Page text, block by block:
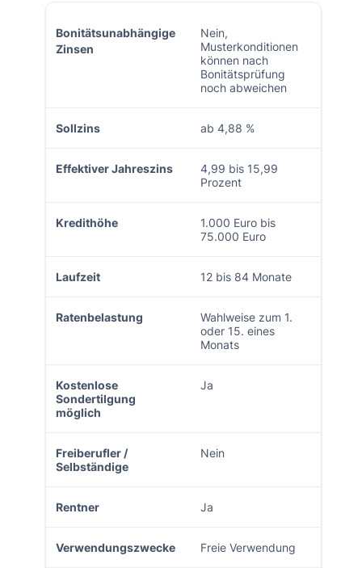
Bonitätsunabhängige
Zinsen
Nein,
Musterkonditionen
können nach
Bonitätsprüfung
noch abweichen
Sollzins ab 4,88 %
Effektiver Jahreszins
4,99 bis 15,99
Prozent
Kredithöhe
1.000 Euro bis
75.000 Euro
Laufzeit 12 bis 84 Monate
Ratenbelastung
Wahlweise zum 1.
oder 15. eines
Monats
Kostenlose
Sondertilgung
möglich
Ja
Freiberufler /
Selbständige
Nein
Rentner Ja
Verwendungszwecke Freie Verwendung